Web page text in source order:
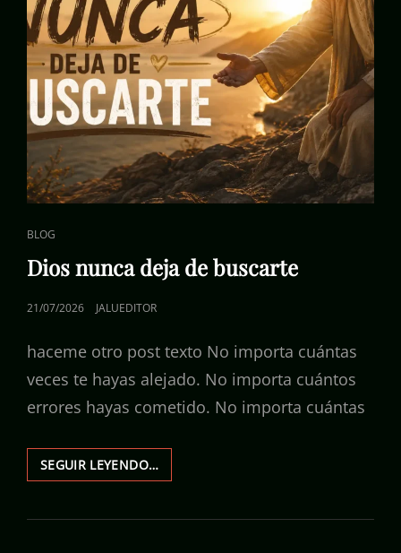
ENLACES
DE
CATEGORÍAS
BLOG
Dios nunca deja de buscarte
PUBLICADO
21/07/2026 JALUEDITOR
haceme otro post texto No importa cuántas
veces te hayas alejado. No importa cuántos
errores hayas cometido. No importa cuántas
SEGUIR LEYENDO…DIOS
NUNCA
DE